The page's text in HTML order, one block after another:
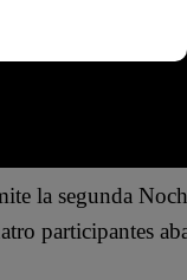
la segunda
participantes